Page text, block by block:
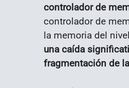
controlador de
controlador de
la memoria del
una caída
fragmentación de